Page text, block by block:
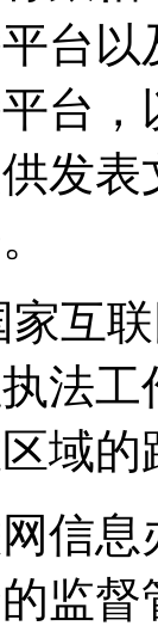
台
台，
发
家互
法
域
信
监